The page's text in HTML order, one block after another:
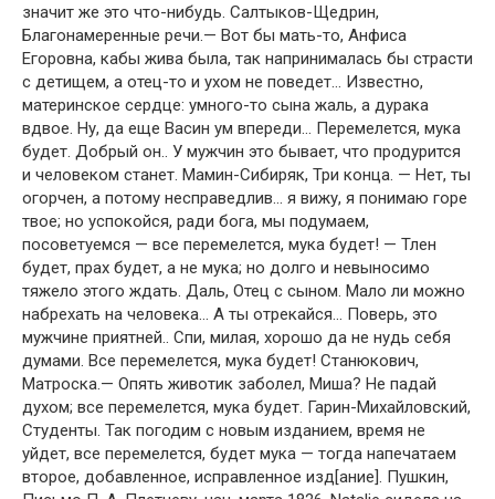
значит же это что-нибудь. Салтыков-Щедрин,
Благонамеренные речи.— Вот бы мать-то, Анфиса
Егоровна, кабы жива была, так напринималась бы страсти
с детищем, а отец-то и ухом не поведет… Известно,
материнское сердце: умного-то сына жаль, а дурака
вдвое. Ну, да еще Васин ум впереди… Перемелется, мука
будет. Добрый он.. У мужчин это бывает, что продурится
и человеком станет. Мамин-Сибиряк, Три конца. — Нет, ты
огорчен, а потому несправедлив… я вижу, я понимаю горе
твое; но успокойся, ради бога, мы подумаем,
посоветуемся — все перемелется, мука будет! — Тлен
будет, прах будет, а не мука; но долго и невыносимо
тяжело этого ждать. Даль, Отец с сыном. Мало ли можно
набрехать на человека… А ты отрекайся… Поверь, это
мужчине приятней.. Спи, милая, хорошо да не нудь себя
думами. Все перемелется, мука будет! Станюкович,
Матроска.— Опять животик заболел, Миша? Не падай
духом; все перемелется, мука будет. Гарин-Михайловский,
Студенты. Так погодим с новым изданием, время не
уйдет, все перемелется, будет мука — тогда напечатаем
второе, добавленное, исправленное изд[ание]. Пушкин,